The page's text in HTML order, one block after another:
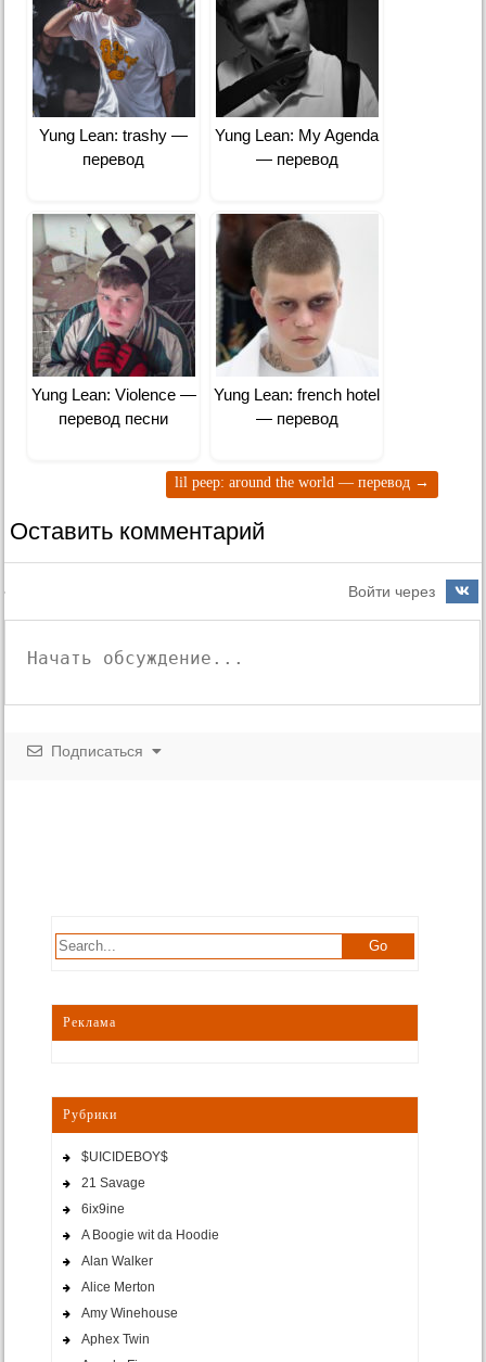
Yung Lean: ​trashy —
перевод
Yung Lean: My Agenda
— перевод
Yung Lean: Violence —
перевод песни
Yung Lean: ​french hotel
— перевод
lil peep: around the world — перевод →
Оставить комментарий
Войти через
Подписаться
Реклама
Рубрики
$UICIDEBOY$
21 Savage
6ix9ine
A Boogie wit da Hoodie
Alan Walker
Alice Merton
Amy Winehouse
Aphex Twin